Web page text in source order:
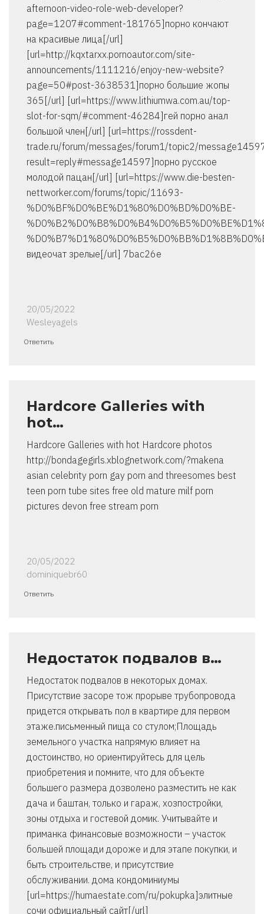
afternoon-video-role-web-developer?
page=1207#comment-181765]порно кончают
на красивые лица[/url]
[url=http://kqxtarxx.pornoautor.com/site-
announcements/1111216/enjoy-new-website?
page=50#post-3638531]порно большие жопы
365[/url] [url=https://www.lithiumwa.com.au/top-
slot-for-sqm/#comment-46284]гей порно анал
большой член[/url] [url=https://rossdent-
trade.ru/forum/messages/forum1/topic2/
result=reply#message14597]порно русское
молодой пацан[/url] [url=https://www.die-besten-
nettworker.com/forums/topic/11693-
%D0%BF%D0%BE%D1%80%D0%BD%D0%BE-
видеочат зрелые[/url] 7bac26e
20/05/2022
Wesleyagels
Ответить
Hardcore Galleries with
hot…
Hardcore Galleries with hot Hardcore photos
http://bondagegirls.xblognetwork.com/?makena
asian celebrity porn gay porn and threesomes best
teen porn tube sites free old mature milf porn
pictures devon free stream porn
20/05/2022
dominiquebr60
Ответить
Недостаток подвалов в…
Недостаток подвалов в некоторых домах.
Присутствие засоре тож прорыве трубопровода
придется открывать пол в квартире для первом
этаже.письменный пища со стулом;Площадь
земельного участка напрямую влияет на
достоинство, но ориентируйтесь для цель
приобретения и помните, что для объекте
большего размера дозволено разместить не как
дача и баштан, только и гараж, хозпостройки,
зоны отдыха и гостевой домик. Учитывайте и
приманка финансовые возможности – участок
большей площади дороже и для этапе покупки, и
быть строительстве, и присутствие
обслуживании. дома кондоминиумы
[url=https://humaestate.com/ru/pokupka]элитные
сочи официальный сайт[/url]